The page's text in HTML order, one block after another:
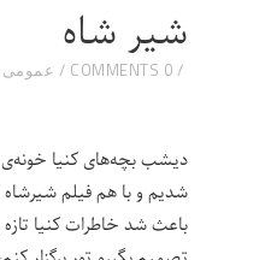
شیر شاه
عمومی 0 COMMENTS
دیشب بچه‌های کنیا
شدیم و با هم فیلم
باعث شد خاطرات کنیا